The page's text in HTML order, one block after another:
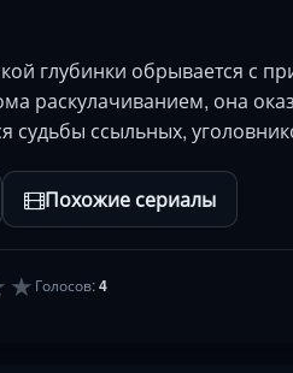
глубинки обрывается с
раскулачиванием, она
судьбы ссыльных,
Похожие сериалы
★ Голосов:4